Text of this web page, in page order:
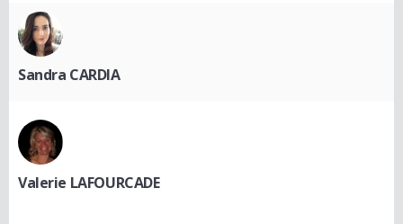
Sandra CARDIA
Valerie LAFOURCADE